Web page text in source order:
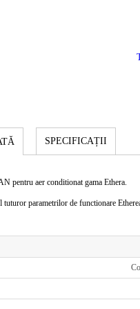
SPECIFICAȚII
pentru aer conditionat gama Ethera.
tuturor parametrilor de functionare